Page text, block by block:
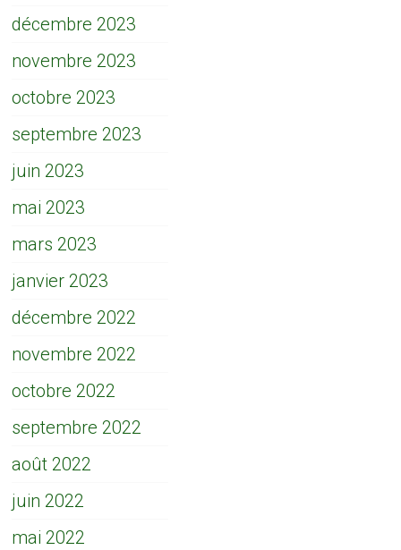
décembre 2023
novembre 2023
octobre 2023
septembre 2023
juin 2023
mai 2023
mars 2023
janvier 2023
décembre 2022
novembre 2022
octobre 2022
septembre 2022
août 2022
juin 2022
mai 2022